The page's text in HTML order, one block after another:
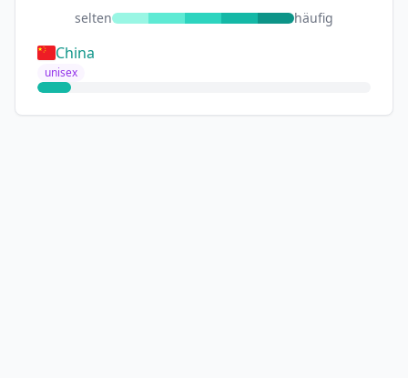
selten häufig
China
unisex